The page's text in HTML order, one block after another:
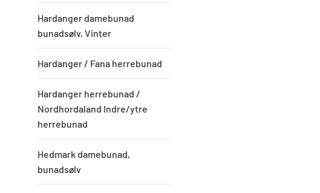
Hardanger damebunad
bunadsølv, Vinter
Hardanger / Fana herrebunad
Hardanger herrebunad /
Nordhordaland Indre/ytre
herrebunad
Hedmark damebunad,
bunadsølv